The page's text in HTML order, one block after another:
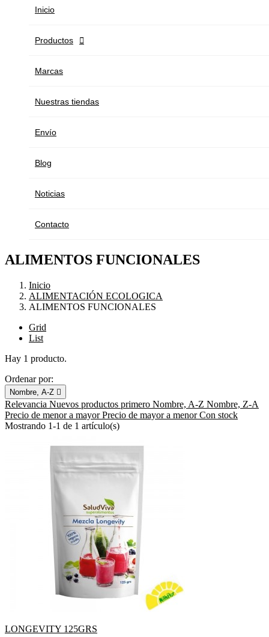
Inicio
Productos 
Marcas
Nuestras tiendas
Envío
Blog
Noticias
Contacto
ALIMENTOS FUNCIONALES
Inicio
ALIMENTACIÓN ECOLOGICA
ALIMENTOS FUNCIONALES
Grid
List
Hay 1 producto.
Ordenar por:
Nombre, A-Z 
Relevancia Nuevos productos primero Nombre, A-Z Nombre, Z-A
Precio de menor a mayorPrecio de mayor a menorCon stock
Mostrando 1-1 de 1 artículo(s)
LONGEVITY 125GRS